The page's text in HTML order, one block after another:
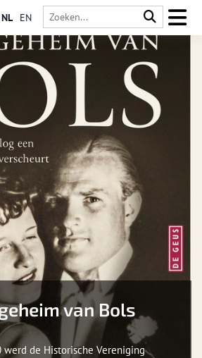
NL EN
van Bols
werd de Historische Vereniging